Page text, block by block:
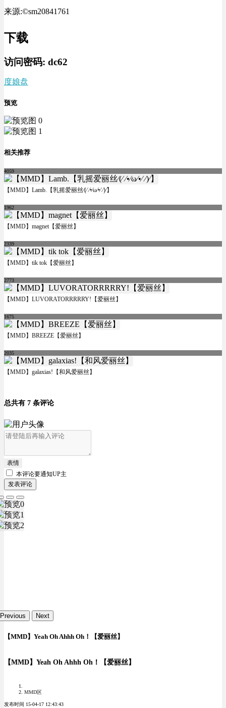
来源:©sm20841761
下载
访问密码: dc62
度娘盘
预览
相关推荐
4059
【MMD】Lamb.【乳摇爱丽丝⁄(⁄ ⁄•⁄ω⁄•⁄ ⁄)⁄】
1962
【MMD】magnet【爱丽丝】
2339
【MMD】tik tok【爱丽丝】
2773
【MMD】LUVORATORRRRRY!【爱丽丝】
1675
【MMD】BREEZE【爱丽丝】
2035
【MMD】galaxias!【和风爱丽丝】
总共有 7 条评论
表情
本评论要通知UP主
发表评论
Previous Next
【MMD】Yeah Oh Ahhh Oh！【爱丽丝】
【MMD】Yeah Oh Ahhh Oh！【爱丽丝】
MMD区
发布时间 15-04-17 12:43:43